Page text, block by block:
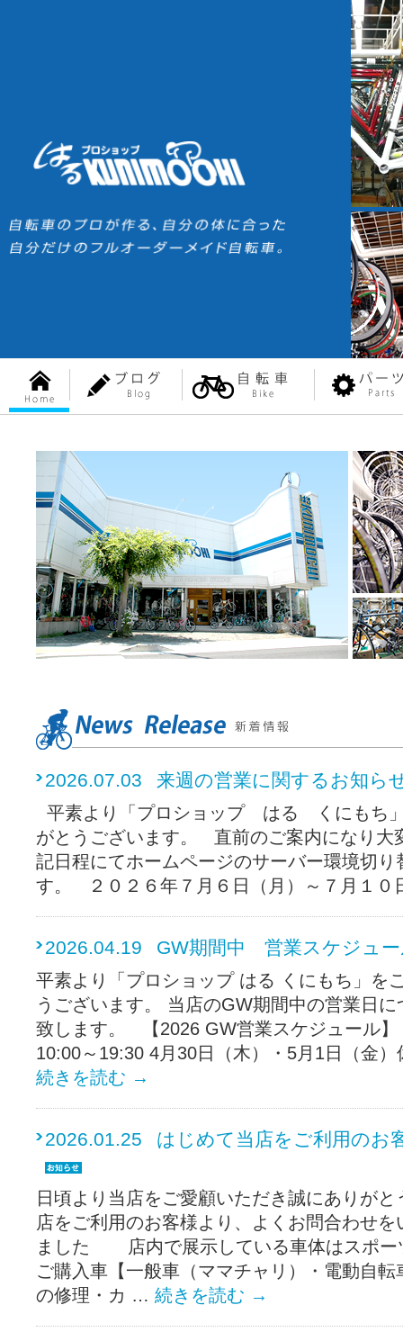
2026.07.03 来週の営業に関するお知ら
平素より「プロショップ はる くにもち
がとうございます。 直前のご案内になり大
記日程にてホームページのサーバー環境切
す。 ２０２６年７月６日（月）～７月１
2026.04.19 GW期間中 営業スケジュ
平素より「プロショップ はる くにもち」を
うございます。 当店のGW期間中の営業日
致します。 【2026 GW営業スケジュール
10:00～19:30 4月30日（木）・5月1日（金
続きを読む →
2026.01.25 はじめて当店をご利用のお
日頃より当店をご愛顧いただき誠にありが
店をご利用のお客様より、よくお問合わせ
ました 店内で展示している車体はスポー
ご購入車【一般車（ママチャリ）・電動自
の修理・カ … 続きを読む →